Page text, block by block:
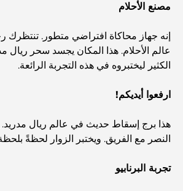
أغلى مدارس جيمس في دبي: دليل شامل
أفضل المطاعم الهندية في دبي: رحلة
اكتشف ممشى نخلة جميرا: جولة بين
مصنع الأحلام
إنه جهاز محاكاة افتراضي متطور.
عالم الأحلام. هذا المكان يجسد سحر ريال
الكثير ليختبروه في هذه التجربة الرائعة.
ارفعوا أيديكم!
هذا برج إسقاط حديث في عالم ريال
النصر مع الفريق. ويختبر الزوار لحظةً
تجربة البرنابيو